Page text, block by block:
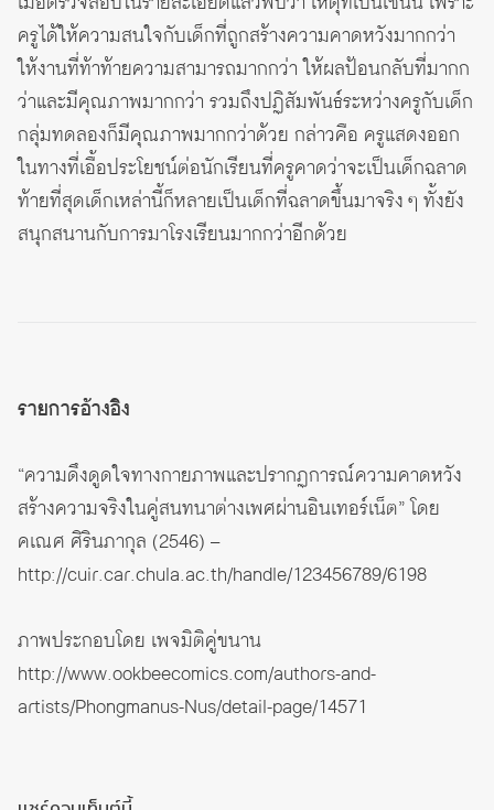
ครูได้ให้ความสนใจกับเด็กที่ถูกสร้างความคาดหวังมากกว่า
ให้งานที่ท้าท้ายความสามารถมากกว่า ให้ผลป้อนกลับที่มากก
ว่าและมีคุณภาพมากกว่า รวมถึงปฏิสัมพันธ์ระหว่างครูกับเด็ก
กลุ่มทดลองก็มีคุณภาพมากกว่าด้วย กล่าวคือ ครูแสดงออก
ในทางที่เอื้อประโยชน์ต่อนักเรียนที่ครูคาดว่าจะเป็นเด็กฉลาด
ท้ายที่สุดเด็กเหล่านี้ก็หลายเป็นเด็กที่ฉลาดขึ้นมาจริง ๆ ทั้งยัง
สนุกสนานกับการมาโรงเรียนมากกว่าอีกด้วย
รายการอ้างอิง
“ความดึงดูดใจทางกายภาพและปรากฏการณ์ความคาดหวัง
สร้างความจริงในคู่สนทนาต่างเพศผ่านอินเทอร์เน็ต” โดย
คเณศ ศิรินภากุล (2546) –
http://cuir.car.chula.ac.th/handle/123456789/6198
ภาพประกอบโดย เพจมิติคู่ขนาน
http://www.ookbeecomics.com/authors-and-
artists/Phongmanus-Nus/detail-page/14571